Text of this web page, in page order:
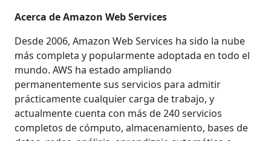
Acerca de Amazon Web Services
Desde 2006, Amazon Web Services ha sido la nube
más completa y popularmente adoptada en todo el
mundo. AWS ha estado ampliando
permanentemente sus servicios para admitir
prácticamente cualquier carga de trabajo, y
actualmente cuenta con más de 240 servicios
completos de cómputo, almacenamiento, bases de